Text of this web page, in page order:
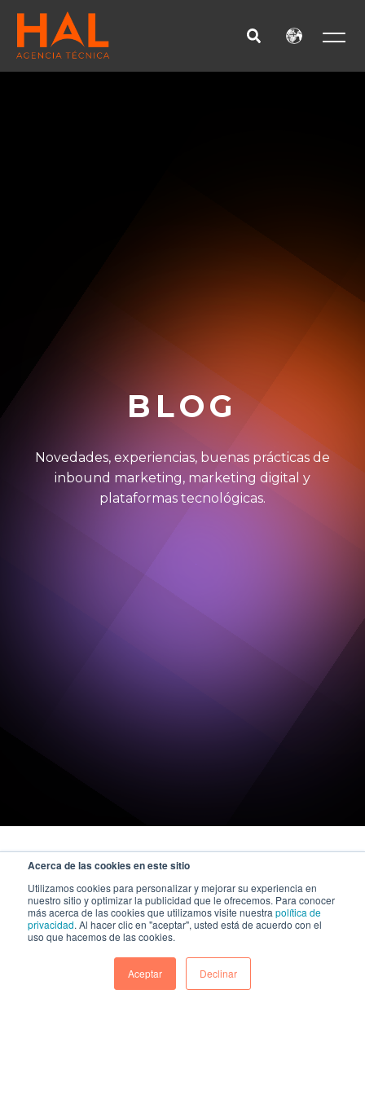
Acerca de las cookies en este sitio
Utilizamos cookies para personalizar y mejorar su experiencia en
nuestro sitio y optimizar la publicidad que le ofrecemos. Para conocer
más acerca de las cookies que utilizamos visite nuestra política de
privacidad. Al hacer clic en "aceptar", usted está de acuerdo con el
uso que hacemos de las cookies.
Aceptar Declinar
BLOG
Novedades, experiencias, buenas prácticas de
inbound marketing, marketing digital y
plataformas tecnológicas.